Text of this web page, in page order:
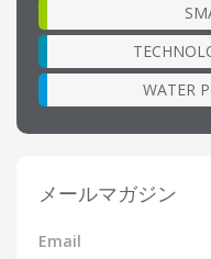
WATER
メールマガジン
Email